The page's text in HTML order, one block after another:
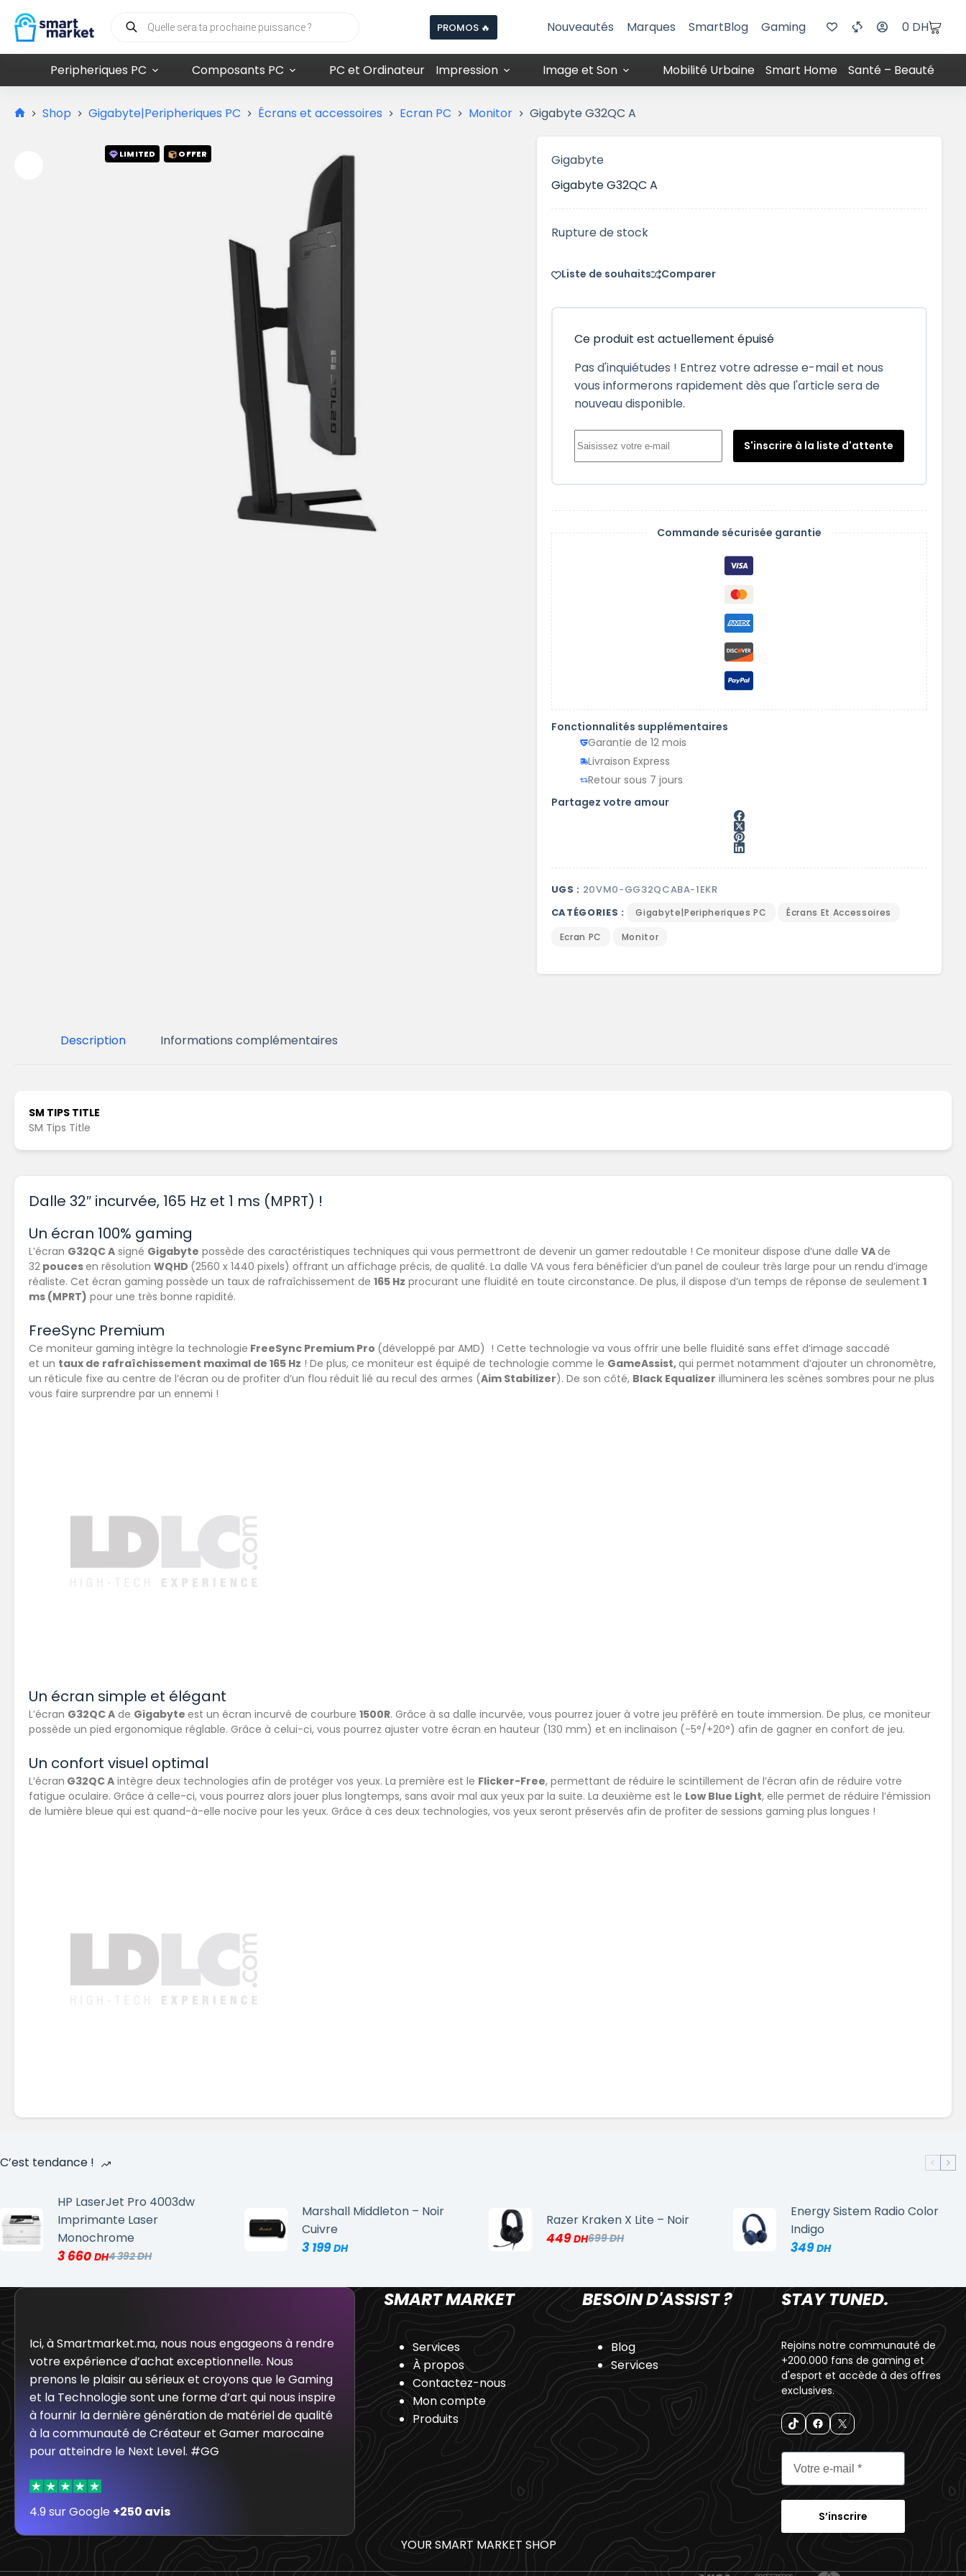
PROMOS 🔥 Nouveautés Marques SmartBlog Gaming 0 DH
Peripheriques PC Composants PC PC et Ordinateur Impression Image et Son Mobilité Urbaine Smart Home Santé – Beauté
Shop Gigabyte|Peripheriques PC Écrans et accessoires Ecran PC Monitor Gigabyte G32QC A
LIMITED OFFER
Gigabyte
Gigabyte G32QC A
Rupture de stock
Liste de souhaits Comparer
Ce produit est actuellement épuisé
Pas d'inquiétudes ! Entrez votre adresse e-mail et nous
vous informerons rapidement dès que l'article sera de
nouveau disponible.
S'inscrire à la liste d'attente
Commande sécurisée garantie
Fonctionnalités supplémentaires
Garantie de 12 mois
Livraison Express
Retour sous 7 jours
Partagez votre amour
UGS : 20VM0-GG32QCABA-1EKR
CATÉGORIES :
Gigabyte|Peripheriques PC
Écrans Et Accessoires
Ecran PC
Monitor
Description Informations complémentaires
SM TIPS TITLE
SM Tips Title
Dalle 32″ incurvée, 165 Hz et 1 ms (MPRT) !
Un écran 100% gaming
L’écran G32QC A signé Gigabyte possède des caractéristiques techniques qui vous permettront de devenir un gamer redoutable ! Ce moniteur dispose d’une dalle VAde
32 poucesen résolution WQHD (2560 x 1440 pixels) offrant un affichage précis, de qualité. La dalle VA vous fera bénéficier d’un panel de couleur très large pour un rendu d’image
réaliste. Cet écran gaming possède un taux de rafraîchissement de 165 Hz procurant une fluidité en toute circonstance. De plus, il dispose d’un temps de réponse de seulement 1
ms (MPRT) pour une très bonne rapidité.
FreeSync Premium
Ce moniteur gaming intègre la technologie FreeSync Premium Pro (développé par AMD) ! Cette technologie va vous offrir une belle fluidité sans effet d’image saccadé
et un taux de rafraîchissement maximal de 165 Hz ! De plus, ce moniteur est équipé de technologie comme le GameAssist,qui permet notamment d’ajouter un chronomètre,
un réticule fixe au centre de l’écran ou de profiter d’un flou réduit lié au recul des armes (Aim Stabilizer). De son côté, Black Equalizer illuminera les scènes sombres pour ne plus
vous faire surprendre par un ennemi !
Un écran simple et élégant
L’écran G32QC A de Gigabyte est un écran incurvé de courbure 1500R. Grâce à sa dalle incurvée, vous pourrez jouer à votre jeu préféré en toute immersion. De plus, ce moniteur
possède un pied ergonomique réglable. Grâce à celui-ci, vous pourrez ajuster votre écran en hauteur (130 mm) et en inclinaison (-5°/+20°) afin de gagner en confort de jeu.
Un confort visuel optimal
L’écran G32QC A intègre deux technologies afin de protéger vos yeux. La première est le Flicker-Free, permettant de réduire le scintillement de l’écran afin de réduire votre
fatigue oculaire. Grâce à celle-ci, vous pourrez alors jouer plus longtemps, sans avoir mal aux yeux par la suite. La deuxième est le Low Blue Light, elle permet de réduire l’émission
de lumière bleue qui est quand-à-elle nocive pour les yeux. Grâce à ces deux technologies, vos yeux seront préservés afin de profiter de sessions gaming plus longues !
C’est tendance !
HP LaserJet Pro 4003dw
Imprimante Laser
Monochrome
4 392
3 660
Marshall Middleton – Noir
Cuivre
3 199
Razer Kraken X Lite – Noir
699
449
Energy Sistem Radio Color
Indigo
349
Ici, à Smartmarket.ma, nous nous engageons à rendre
votre expérience d’achat exceptionnelle. Nous
prenons le plaisir au sérieux et croyons que le Gaming
et la Technologie sont une forme d’art qui nous inspire
à fournir la dernière génération de matériel de qualité
à la communauté de Créateur et Gamer marocaine
pour atteindre le Next Level. #GG
4.9 sur Google +250 avis
SMART MARKET
Services
À propos
Contactez-nous
Mon compte
Produits
BESOIN D'ASSIST ?
Blog
Services
STAY TUNED.
Rejoins notre communauté de
+200.000 fans de gaming et
d'esport et accède à des offres
exclusives.
S’inscrire
YOUR SMART MARKET SHOP